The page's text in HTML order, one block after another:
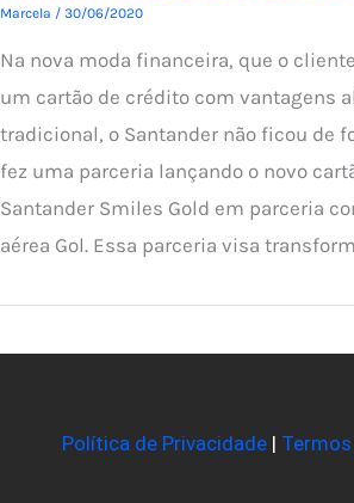
Marcela / 30/06/2020
Na nova moda financeira, que o
um cartão de crédito com vantagens
tradicional, o Santander não ficou de
fez uma parceria lançando o novo
Santander Smiles Gold em parceria
aérea Gol. Essa parceria visa
Política de Privacidade|